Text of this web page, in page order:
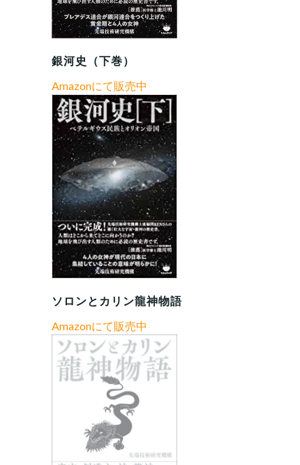
銀河史（下巻）
Amazonにて販売中
ソロンとカリン龍神物語
Amazonにて販売中